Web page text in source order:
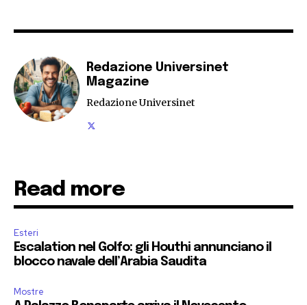
Redazione Universinet
Magazine
Redazione Universinet
Read more
Esteri
Escalation nel Golfo: gli Houthi annunciano il
blocco navale dell’Arabia Saudita
Mostre